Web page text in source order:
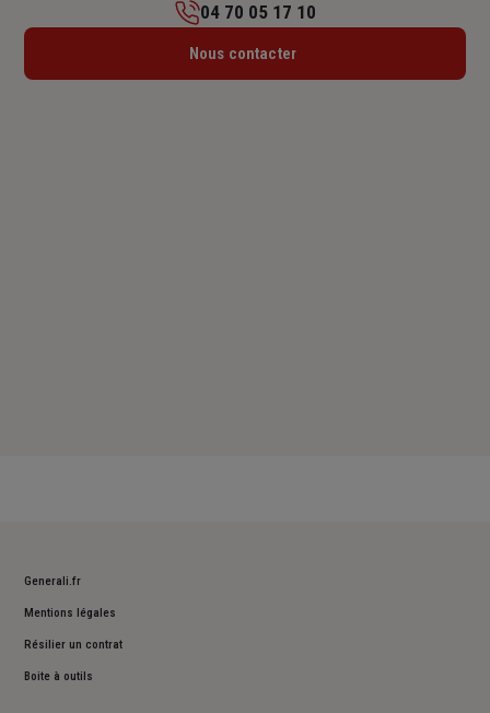
Lundi : 14h – 17h45
04 70 05 17 10
Nous contacter
Generali.fr
Mentions légales
Résilier un contrat
Boite à outils